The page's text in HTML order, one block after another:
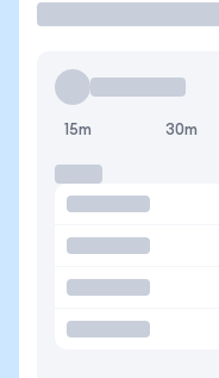
15m 30m